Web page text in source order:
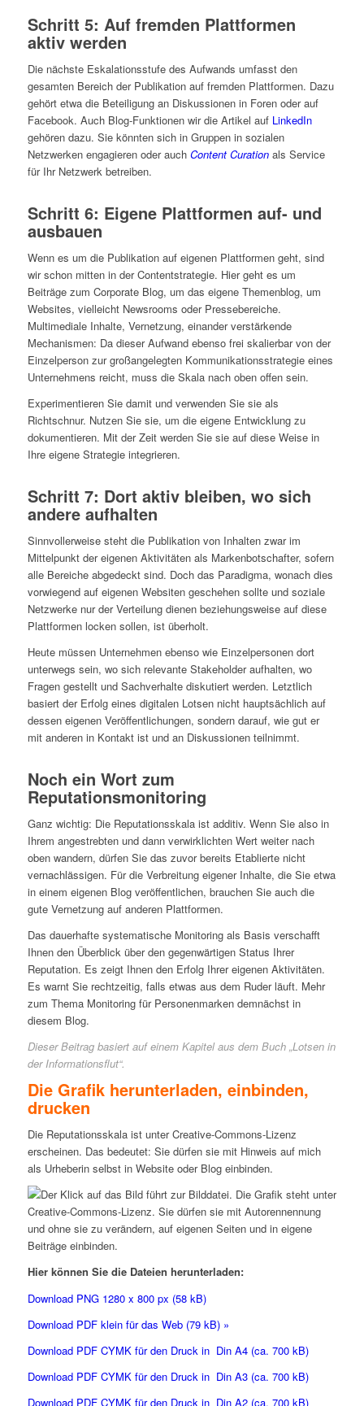
Schritt 5: Auf fremden Plattformen
aktiv werden
Die nächste Eskalationsstufe des Aufwands umfasst den
gesamten Bereich der Publikation auf fremden Plattformen. Dazu
gehört etwa die Beteiligung an Diskussionen in Foren oder auf
Facebook. Auch Blog-Funktionen wir die Artikel auf LinkedIn
gehören dazu. Sie könnten sich in Gruppen in sozialen
Netzwerken engagieren oder auch Content Curation als Service
für Ihr Netzwerk betreiben.
Schritt 6: Eigene Plattformen auf- und
ausbauen
Wenn es um die Publikation auf eigenen Plattformen geht, sind
wir schon mitten in der Contentstrategie. Hier geht es um
Beiträge zum Corporate Blog, um das eigene Themenblog, um
Websites, vielleicht Newsrooms oder Pressebereiche.
Multimediale Inhalte, Vernetzung, einander verstärkende
Mechanismen: Da dieser Aufwand ebenso frei skalierbar von der
Einzelperson zur großangelegten Kommunikationsstrategie eines
Unternehmens reicht, muss die Skala nach oben offen sein.
Experimentieren Sie damit und verwenden Sie sie als
Richtschnur. Nutzen Sie sie, um die eigene Entwicklung zu
dokumentieren. Mit der Zeit werden Sie sie auf diese Weise in
Ihre eigene Strategie integrieren.
Schritt 7: Dort aktiv bleiben, wo sich
andere aufhalten
Sinnvollerweise steht die Publikation von Inhalten zwar im
Mittelpunkt der eigenen Aktivitäten als Markenbotschafter, sofern
alle Bereiche abgedeckt sind. Doch das Paradigma, wonach dies
vorwiegend auf eigenen Websiten geschehen sollte und soziale
Netzwerke nur der Verteilung dienen beziehungsweise auf diese
Plattformen locken sollen, ist überholt.
Heute müssen Unternehmen ebenso wie Einzelpersonen dort
unterwegs sein, wo sich relevante Stakeholder aufhalten, wo
Fragen gestellt und Sachverhalte diskutiert werden. Letztlich
basiert der Erfolg eines digitalen Lotsen nicht hauptsächlich auf
dessen eigenen Veröffentlichungen, sondern darauf, wie gut er
mit anderen in Kontakt ist und an Diskussionen teilnimmt.
Noch ein Wort zum
Reputationsmonitoring
Ganz wichtig: Die Reputationsskala ist additiv. Wenn Sie also in
Ihrem angestrebten und dann verwirklichten Wert weiter nach
oben wandern, dürfen Sie das zuvor bereits Etablierte nicht
vernachlässigen. Für die Verbreitung eigener Inhalte, die Sie etwa
in einem eigenen Blog veröffentlichen, brauchen Sie auch die
gute Vernetzung auf anderen Plattformen.
Das dauerhafte systematische Monitoring als Basis verschafft
Ihnen den Überblick über den gegenwärtigen Status Ihrer
Reputation. Es zeigt Ihnen den Erfolg Ihrer eigenen Aktivitäten.
Es warnt Sie rechtzeitig, falls etwas aus dem Ruder läuft. Mehr
zum Thema Monitoring für Personenmarken demnächst in
diesem Blog.
Dieser Beitrag basiert auf einem Kapitel aus dem Buch „Lotsen in
der Informationsflut“.
Die Grafik herunterladen, einbinden,
drucken
Die Reputationsskala ist unter Creative-Commons-Lizenz
erscheinen. Das bedeutet: Sie dürfen sie mit Hinweis auf mich
als Urheberin selbst in Website oder Blog einbinden.
Hier können Sie die Dateien herunterladen:
Download PNG 1280 x 800 px (58 kB)
Download PDF klein für das Web (79 kB) »
Download PDF CYMK für den Druck in Din A4 (ca. 700 kB)
Download PDF CYMK für den Druck in Din A3 (ca. 700 kB)
Download PDF CYMK für den Druck in Din A2 (ca. 700 kB)